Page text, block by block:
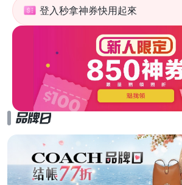
登入秒拿神券快用起來